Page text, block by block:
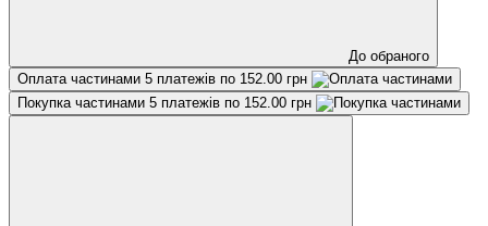
До обраного
Оплата частинами 5 платежів по 152.00 грн
Покупка частинами 5 платежів по 152.00 грн